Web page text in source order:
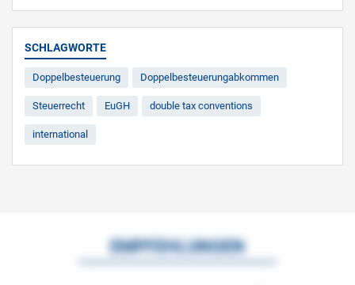
SCHLAGWORTE
Doppelbesteuerung Doppelbesteuerungabkommen
Steuerrecht EuGH double tax conventions
international
EMPFEHLUNGEN